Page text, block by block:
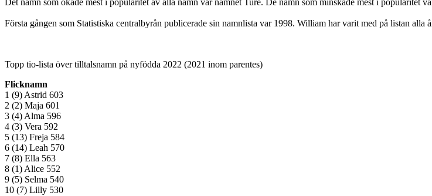
Det namn som ökade mest i popularitet av alla namn var namnet Ture. De namn som minskade mest i popularitet
Första gången som Statistiska centralbyrån publicerade sin namnlista var 1998. William har varit med på listan alla
Topp tio-lista över tilltalsnamn på nyfödda 2022 (2021 inom parentes)
Flicknamn
1 (9) Astrid 603
2 (2) Maja 601
3 (4) Alma 596
4 (3) Vera 592
5 (13) Freja 584
6 (14) Leah 570
7 (8) Ella 563
8 (1) Alice 552
9 (5) Selma 540
10 (7) Lilly 530